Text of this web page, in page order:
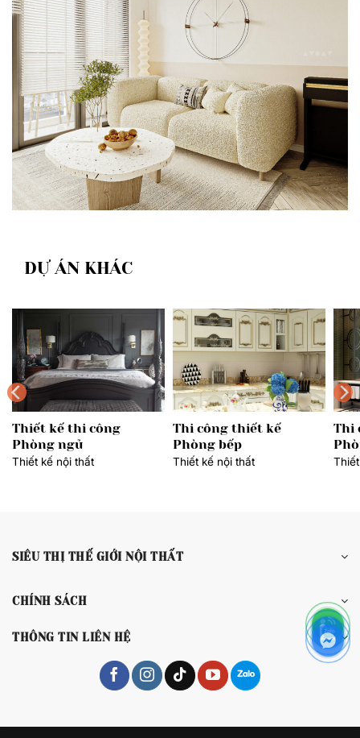
DỰ ÁN KHÁC
Thiết kế thi công
Phòng ngủ
Thiết kế nội thất
Thi công thiết kế
Phòng bếp
Thiết kế nội thất
Thi
SIÊU THỊ THẾ GIỚI NỘI THẤT
CHÍNH SÁCH
THÔNG TIN LIÊN HỆ